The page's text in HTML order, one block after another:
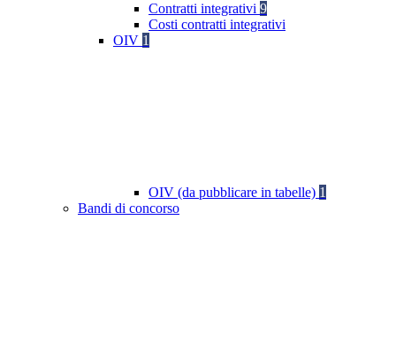
Contratti integrativi 9
Costi contratti integrativi
OIV 1
OIV (da pubblicare in tabelle) 1
Bandi di concorso